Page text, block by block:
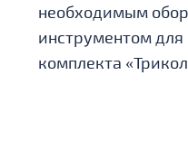
необходимым
инструментом
комплекта